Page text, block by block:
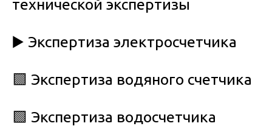
технической экспертизы
▶️ Экспертиза электросчетчика
🟩 Экспертиза водяного счетчика
🟩 Экспертиза водосчетчика